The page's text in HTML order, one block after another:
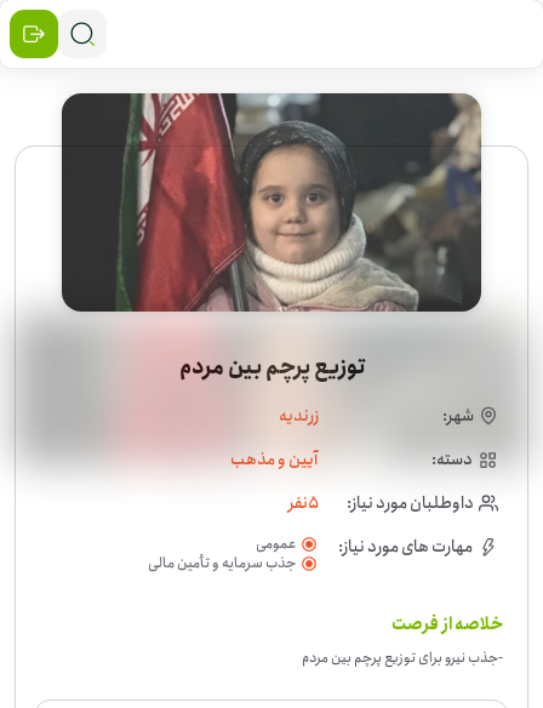
توزیع پرچم بین مردم
شهر:
زرندیه
دسته:
آیین و مذهب
داوطلبان مورد نیاز:
5نفر
مهارت های مورد نیاز:
عمومی
جذب سرمایه و تأمین مالی
خلاصه از فرصت
-جذب نیرو برای توزیع پرچم بین مردم